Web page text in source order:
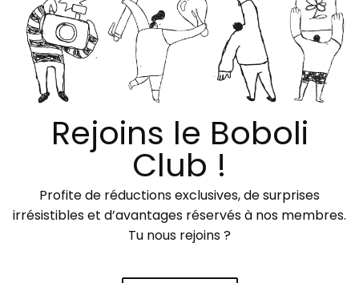
Rejoins le Boboli
Club !
Profite de réductions exclusives, de surprises
irrésistibles et d’avantages réservés à nos membres.
Tu nous rejoins ?